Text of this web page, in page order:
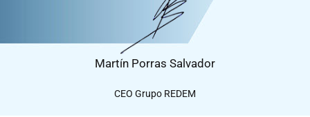
Martín Porras Salvador
CEO Grupo REDEM